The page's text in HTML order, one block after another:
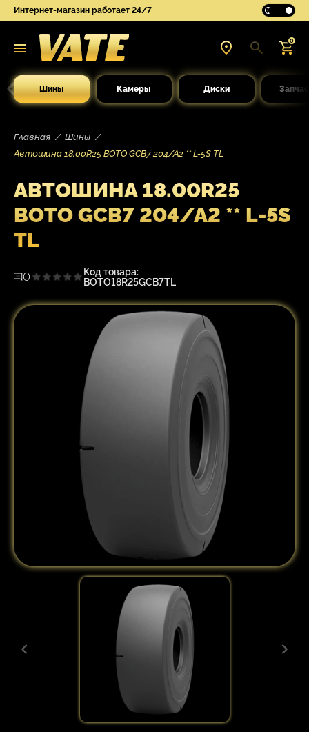
Интернет-магазин работает 24/7
0
Шины Камеры Диски
Главная
Шины
Автошина 18.00R25 BOTO GCB7 204/A2 ** L-5S TL
АВТОШИНА 18.00R25
BOTO GCB7 204/A2 ** L-5S
TL
0
Код товара:
BOTO18R25GCB7TL